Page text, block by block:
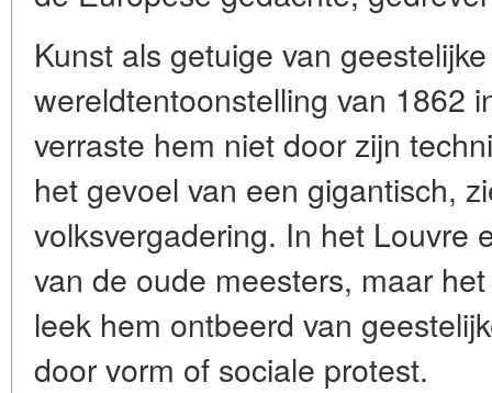
Kunst als getuige van
wereldtentoonstelling van 1862
verraste hem niet door zijn
het gevoel van een gigantisch,
volksvergadering. In het Louvre
van de oude meesters, maar
leek hem ontbeerd van
door vorm of sociale protest.